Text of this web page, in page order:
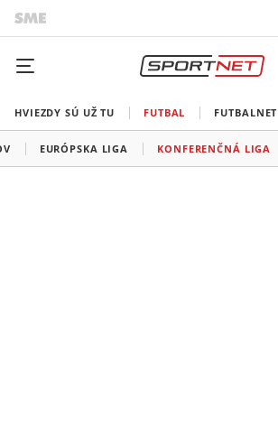
HVIEZDY SÚ UŽ TU FUTBAL FUTBALNET
EURÓPSKA LIGA KONFERENČNÁ LIGA